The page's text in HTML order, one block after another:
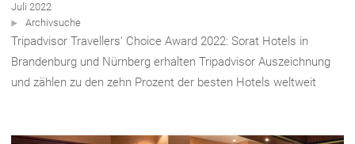
Juli 2022
Archivsuche
Tripadvisor Travellers‘ Choice Award 2022: Sorat Hotels in
Brandenburg und Nürnberg erhalten Tripadvisor Auszeichnung
und zählen zu den zehn Prozent der besten Hotels weltweit